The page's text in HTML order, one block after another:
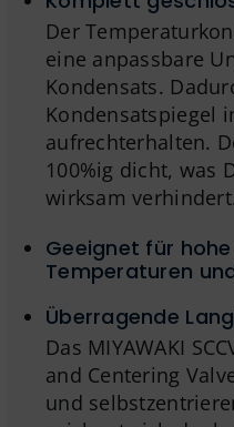
Der
eine anpassbare
Kondensats.
Kondensatspiegel
aufrechterhalten.
100%ig dicht, was
wirksam verhindert.
Geeignet für
Temperaturen
Überragende
Das MIYAWAKI
and Centering
und